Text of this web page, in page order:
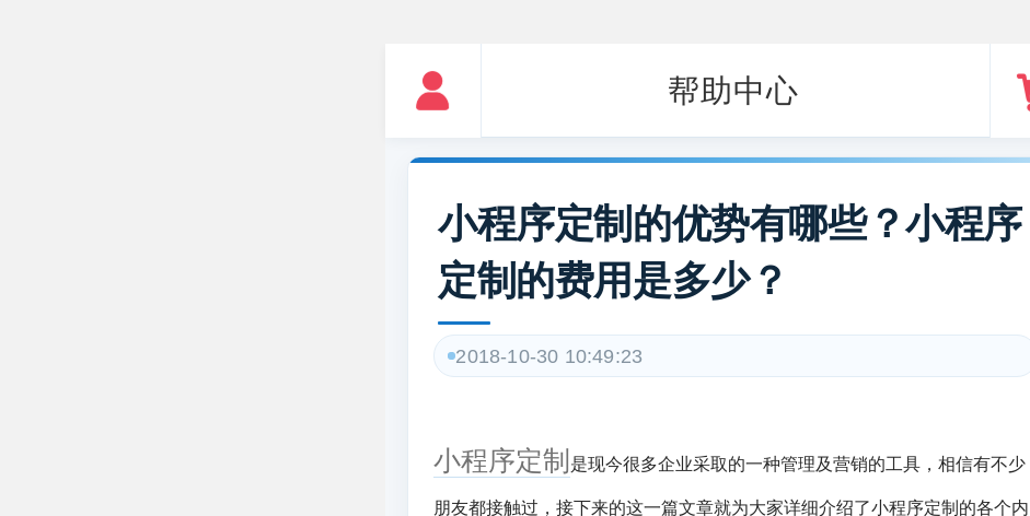
帮助中心
小程序定制的优势有哪些？小程序
定制的费用是多少？
2018-10-30 10:49:23
小程序定制 是现今很多企业采取的一种管理及营销的工具，相信有不少
朋友都接触过，接下来的这一篇文章就为大家详细介绍了小程序定制的各个内